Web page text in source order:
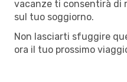
vacanze ti consentirà di
sul tuo soggiorno.
Non lasciarti sfuggire
ora il tuo prossimo